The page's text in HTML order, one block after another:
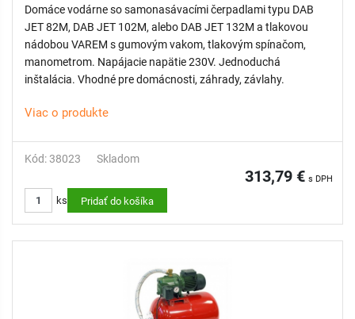
Domáce vodárne so samonasávacími čerpadlami typu DAB
JET 82M, DAB JET 102M, alebo DAB JET 132M a tlakovou
nádobou VAREM s gumovým vakom, tlakovým spínačom,
manometrom. Napájacie napätie 230V. Jednoduchá
inštalácia. Vhodné pre domácnosti, záhrady, závlahy.
Viac o produkte
Kód: 38023 Skladom
313,79 € s DPH
ks Pridať do košíka